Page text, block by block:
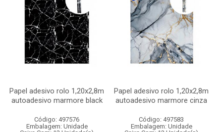
Papel adesivo rolo 1,20x2,8m
autoadesivo marmore black
Código: 497576
Embalagem: Unidade
Papel adesivo rolo 1,20x2,8m
autoadesivo marmore cinza
Código: 497583
Embalagem: Unidade